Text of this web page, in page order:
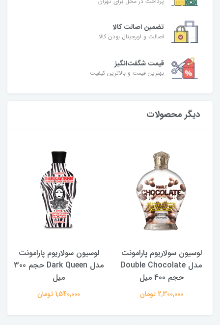
تضمین اصالت کالا
اصالت و اورجینال بودن کالا
قیمت شگفت‌انگیز
بهترین قیمت و بالاترین کیفیت
دیگر محصولات
لوسیون سولاریوم پارامونت
مدل Double Chocolate
حجم 400 میل
2,300,000 تومان
لوسیون سولاریوم پارامونت
مدل Dark Queen حجم 300
میل
1,540,000 تومان